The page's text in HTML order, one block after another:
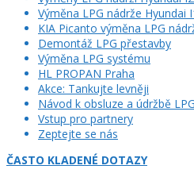
Výměna LPG nádrže Hyundai
KIA Picanto výměna LPG
Demontáž LPG přestavby
Výměna LPG systému
HL PROPAN Praha
Akce: Tankujte levněji
Návod k obsluze a údržbě LPG
Vstup pro partnery
Zeptejte se nás
ČASTO KLADENÉ DOTAZY